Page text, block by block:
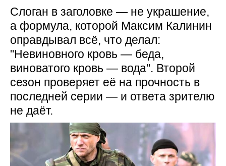
Слоган в заголовке — не украшение,
а формула, которой Максим Калинин
оправдывал всё, что делал:
"Невиновного кровь — беда,
виноватого кровь — вода". Второй
сезон проверяет её на прочность в
последней серии — и ответа зрителю
не даёт.